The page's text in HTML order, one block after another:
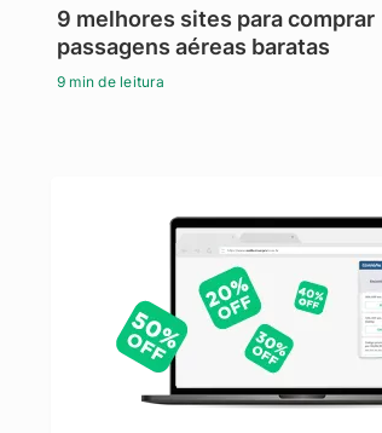
9 melhores sites para comprar
passagens aéreas baratas
9 min de leitura